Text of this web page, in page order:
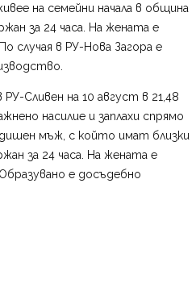
на семейни начала в община
за 24 часа. На жената е
случая в РУ-Нова Загора е
Сливен на 10 август в 21,48
насилие и заплахи спрямо
мъж, с който имат близки
за 24 часа. На жената е
е досъдебно